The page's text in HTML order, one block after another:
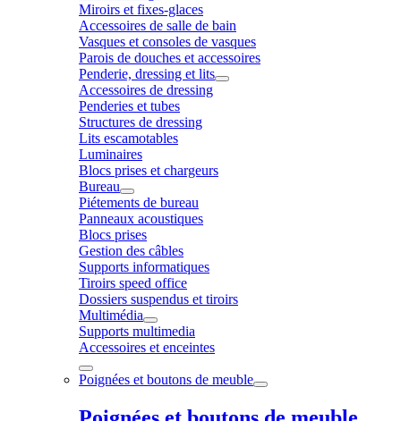
Miroirs et fixes-glaces
Accessoires de salle de bain
Vasques et consoles de vasques
Parois de douches et accessoires
Penderie, dressing et lits
Accessoires de dressing
Penderies et tubes
Structures de dressing
Lits escamotables
Luminaires
Blocs prises et chargeurs
Bureau
Piétements de bureau
Panneaux acoustiques
Blocs prises
Gestion des câbles
Supports informatiques
Tiroirs speed office
Dossiers suspendus et tiroirs
Multimédia
Supports multimedia
Accessoires et enceintes
Poignées et boutons de meuble